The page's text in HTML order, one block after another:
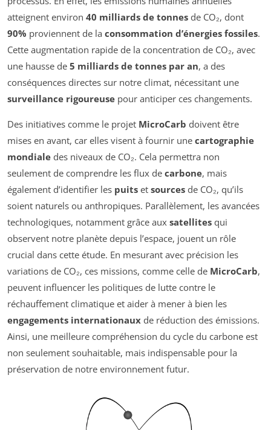
atteignent environ 40 milliards de tonnes de CO₂, dont
90% proviennent de la consommation d’énergies fossiles.
Cette augmentation rapide de la concentration de CO₂, avec
une hausse de 5 milliards de tonnes par an, a des
conséquences directes sur notre climat, nécessitant une
surveillance rigoureuse pour anticiper ces changements.
Des initiatives comme le projet MicroCarb doivent être
mises en avant, car elles visent à fournir une cartographie
mondiale des niveaux de CO₂. Cela permettra non
seulement de comprendre les flux de carbone, mais
également d’identifier les puits et sources de CO₂, qu’ils
soient naturels ou anthropiques. Parallèlement, les avancées
technologiques, notamment grâce aux satellites qui
observent notre planète depuis l’espace, jouent un rôle
crucial dans cette étude. En mesurant avec précision les
variations de CO₂, ces missions, comme celle de MicroCarb,
peuvent influencer les politiques de lutte contre le
réchauffement climatique et aider à mener à bien les
engagements internationaux de réduction des émissions.
Ainsi, une meilleure compréhension du cycle du carbone est
non seulement souhaitable, mais indispensable pour la
préservation de notre environnement futur.